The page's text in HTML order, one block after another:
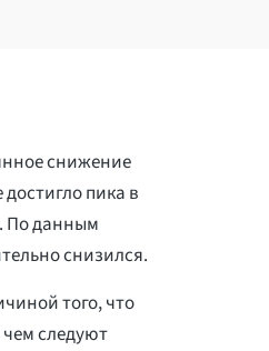
снижение
пика в
По данным
снизился.
того, что
следуют